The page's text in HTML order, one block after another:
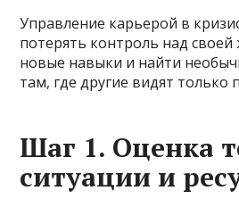
Управление карьерой в
потерять контроль над
новые навыки и найти
там, где другие видят только
Шаг 1. Оценка
ситуации и